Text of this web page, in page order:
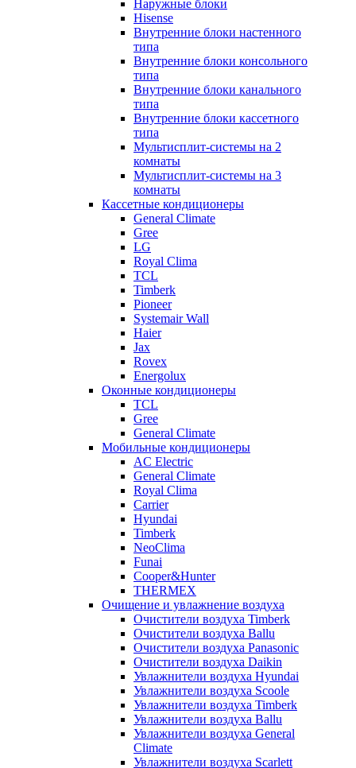
Наружные блоки
Hisense
Внутренние блоки настенного
типа
Внутренние блоки консольного
типа
Внутренние блоки канального
типа
Внутренние блоки кассетного
типа
Мультисплит-системы на 2
комнаты
Мультисплит-системы на 3
комнаты
Кассетные кондиционеры
General Climate
Gree
LG
Royal Clima
TCL
Timberk
Pioneer
Systemair Wall
Haier
Jax
Rovex
Energolux
Оконные кондиционеры
TCL
Gree
General Climate
Мобильные кондиционеры
AC Electric
General Climate
Royal Clima
Carrier
Hyundai
Timberk
NeoClima
Funai
Cooper&Hunter
THERMEX
Очищение и увлажнение воздуха
Очистители воздуха Timberk
Очистители воздуха Ballu
Очистители воздуха Panasonic
Очистители воздуха Daikin
Увлажнители воздуха Hyundai
Увлажнители воздуха Scoole
Увлажнители воздуха Timberk
Увлажнители воздуха Ballu
Увлажнители воздуха General
Climate
Увлажнители воздуха Scarlett